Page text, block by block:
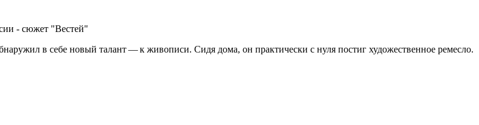
в себе новый талант — к живописи. Сидя дома, он практически с нуля постиг художественное ремесло.